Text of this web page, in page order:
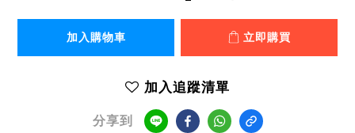
加入購物車 立即購買
加入追蹤清單
分享到